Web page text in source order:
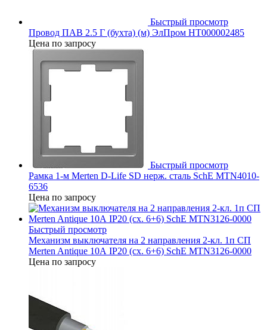
Быстрый просмотр
Провод ПАВ 2.5 Г (бухта) (м) ЭлПром НТ000002485
Цена по запросу
Быстрый просмотр
Рамка 1-м Merten D-Life SD нерж. сталь SchE MTN4010-
6536
Цена по запросу
Быстрый просмотр
Механизм выключателя на 2 направления 2-кл. 1п СП
Merten Antique 10А IP20 (сх. 6+6) SchE MTN3126-0000
Цена по запросу